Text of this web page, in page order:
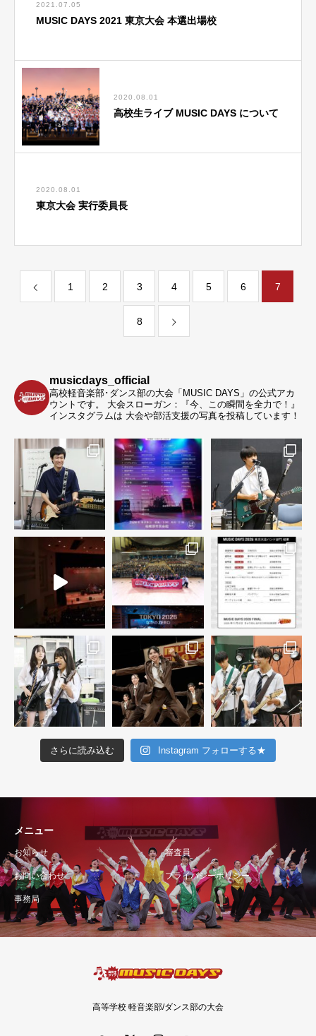
2021.07.05
MUSIC DAYS 2021 東京大会 本選出場校
2020.08.01
高校生ライブ MUSIC DAYS について
2020.08.01
東京大会 実行委員長
1 2 3 4 5 6 7
8
musicdays_official
高校軽音楽部･ダンス部の大会「MUSIC DAYS」の公式アカ
ウントです。
大会スローガン：『今、この瞬間を全力で！』
インスタグラムは 大会や部活支援の写真を投稿しています！
さらに読み込む Instagram フォローする★
メニュー
お知らせ 審査員
お問い合わせ プライバシーポリシー
事務局
高等学校 軽音楽部/ダンス部の大会